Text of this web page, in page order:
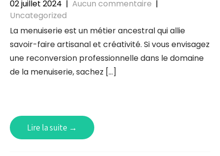
02 juillet 2024 | Aucun commentaire |
Uncategorized
La menuiserie est un métier ancestral qui allie
savoir-faire artisanal et créativité. Si vous envisagez
une reconversion professionnelle dans le domaine
de la menuiserie, sachez […]
Lire la suite →